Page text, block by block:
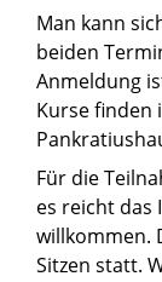
Man kann
beiden
Anmeldung
Kurse finden
Für die
es reicht das
willkommen.
Sitzen statt.